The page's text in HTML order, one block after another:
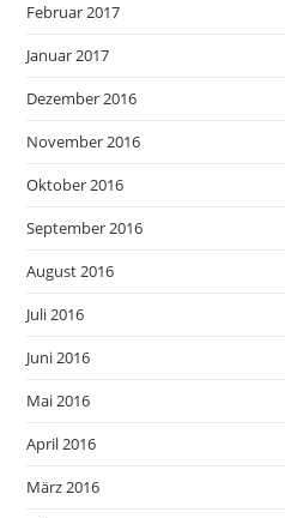
Februar 2017
Januar 2017
Dezember 2016
November 2016
Oktober 2016
September 2016
August 2016
Juli 2016
Juni 2016
Mai 2016
April 2016
März 2016